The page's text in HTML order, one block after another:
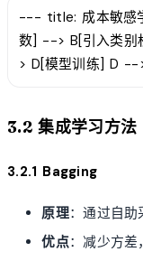
--- title: 成本敏感
数] --> B[引入类
> D[模型训练] D --
3.2 集成学习方法
3.2.1 Bagging
原理：通过自
优点：减少方